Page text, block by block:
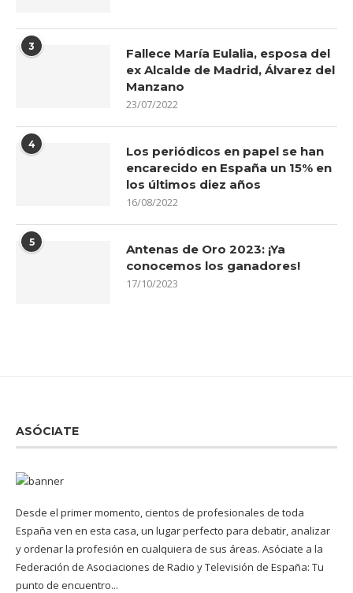
3
Fallece María Eulalia, esposa del
ex Alcalde de Madrid, Álvarez del
Manzano
23/07/2022
4
Los periódicos en papel se han
encarecido en España un 15% en
los últimos diez años
16/08/2022
5
Antenas de Oro 2023: ¡Ya
conocemos los ganadores!
17/10/2023
ASÓCIATE
Desde el primer momento, cientos de profesionales de toda
España ven en esta casa, un lugar perfecto para debatir, analizar
y ordenar la profesión en cualquiera de sus áreas. Asóciate a la
Federación de Asociaciones de Radio y Televisión de España: Tu
punto de encuentro...